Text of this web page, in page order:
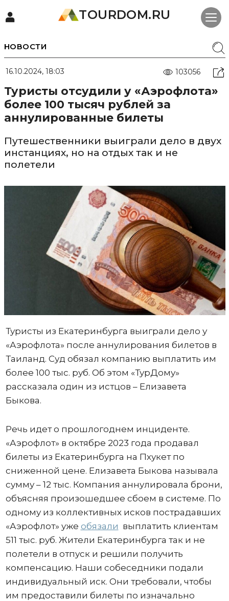
TOURDOM.RU
НОВОСТИ
16.10.2024, 18:03 103056
Туристы отсудили у «Аэрофлота»
более 100 тысяч рублей за
аннулированные билеты
Путешественники выиграли дело в двух
инстанциях, но на отдых так и не
полетели
Туристы из Екатеринбурга выиграли дело у
«Аэрофлота» после аннулирования билетов в
Таиланд. Суд обязал компанию выплатить им
более 100 тыс. руб. Об этом «ТурДому»
рассказала один из истцов – Елизавета
Быкова.
Речь идет о прошлогоднем инциденте.
«Аэрофлот» в октябре 2023 года продавал
билеты из Екатеринбурга на Пхукет по
сниженной цене. Елизавета Быкова называла
сумму – 12 тыс. Компания аннулировала брони,
объясняя произошедшее сбоем в системе. По
одному из коллективных исков пострадавших
«Аэрофлот» уже обязали выплатить клиентам
511 тыс. руб. Жители Екатеринбурга так и не
полетели в отпуск и решили получить
компенсацию. Наши собеседники подали
индивидуальный иск. Они требовали, чтобы
им предоставили билеты по изначально